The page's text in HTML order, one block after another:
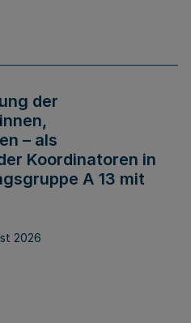
der
– als
Koordinatoren in
A 13 mit
2026